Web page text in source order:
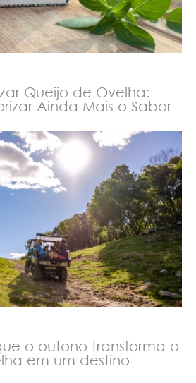
Queijo de Ovelha:
Ainda Mais o Sabor
o outono transforma o
em um destino